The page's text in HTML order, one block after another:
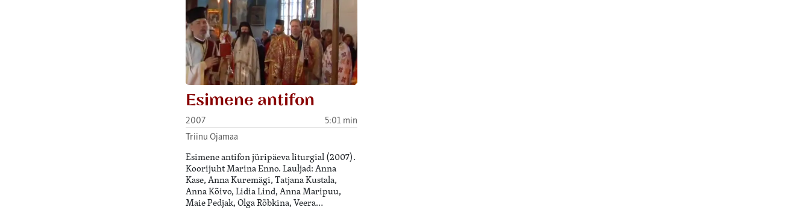
Esimene antifon
2007
5:01 min
Triinu Ojamaa
Esimene antifon jüripäeva liturgial (2007).
Koorijuht Marina Enno. Lauljad: Anna
Kase, Anna Kuremägi, Tatjana Kustala,
Anna Kõivo, Lidia Lind, Anna Maripuu,
Maie Pedjak, Olga Rõbkina, Veera…